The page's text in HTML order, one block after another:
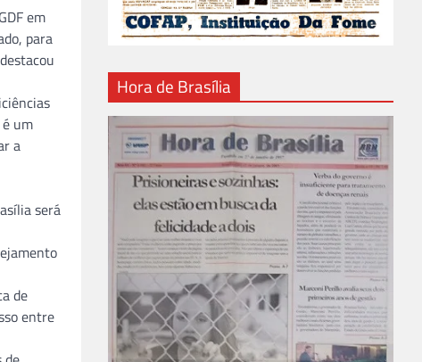
em
para
um
a
será
de
entre
Hora de Brasília